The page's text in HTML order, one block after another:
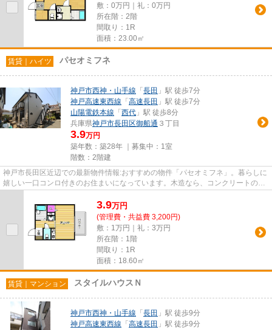
敷：0万円｜礼：0万円
所在階：2階
間取り：1R
面積：23.00㎡
賃貸｜ハイツ パセオミフネ
神戸市西神・山手線 「 長田 」駅 徒歩7分
神戸高速東西線 「 高速長田 」駅 徒歩7分
山陽電鉄本線 「 西代 」駅 徒歩8分
兵庫県神戸市長田区御船通 ３丁目
3.9万円
築年数：築28年 ｜募集中： 1室
階数：2階建
神戸市長田区近辺での最新物件情報:おすすめの物件「パセオミフネ」。暮らしに
嬉しい一口コンロ付きのお住まいになっています。木造なら、コンクリートの建
3.9万円
(管理費・共益費 3,200円)
敷：1万円｜礼：3万円
所在階：1階
間取り：1R
面積：18.60㎡
賃貸｜マンション スタイルハウスＮ
神戸市西神・山手線 「 長田 」駅 徒歩9分
神戸高速東西線 「 高速長田 」駅 徒歩9分